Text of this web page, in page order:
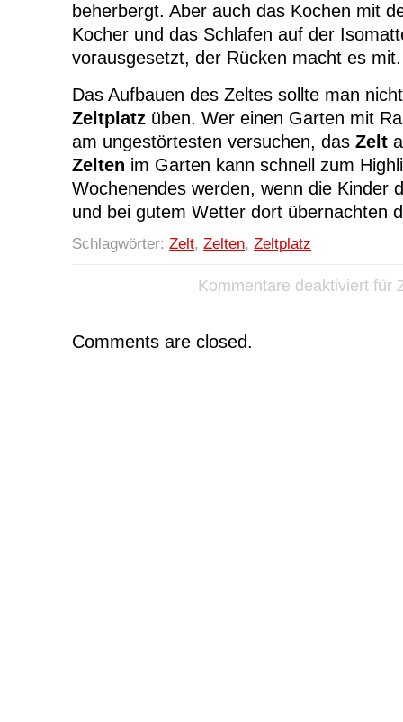
beherbergt. Aber auch das Kochen mit
Kocher und das Schlafen auf der
vorausgesetzt, der Rücken macht es mit.
Das Aufbauen des Zeltes sollte man
Zeltplatz üben. Wer einen Garten mit
am ungestörtesten versuchen, das Zelt
Zelten im Garten kann schnell zum
Wochenendes werden, wenn die Kinder
und bei gutem Wetter dort übernachten
Schlagwörter: Zelt, Zelten, Zeltplatz
Kommentare deaktiviert für
Comments are closed.